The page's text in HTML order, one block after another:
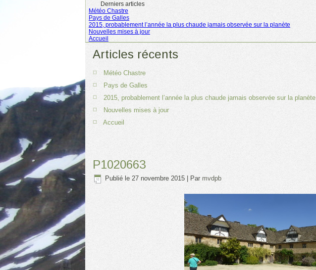
Derniers articles
Météo Chastre
Pays de Galles
2015, probablement l’année la plus chaude jamais observée sur la planète
Nouvelles mises à jour
Accueil
Articles récents
Météo Chastre
Pays de Galles
2015, probablement l’année la plus chaude jamais observée sur la planète
Nouvelles mises à jour
Accueil
P1020663
Publié le 27 novembre 2015 Par mvdpb